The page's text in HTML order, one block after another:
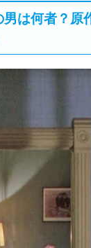
は何者？原